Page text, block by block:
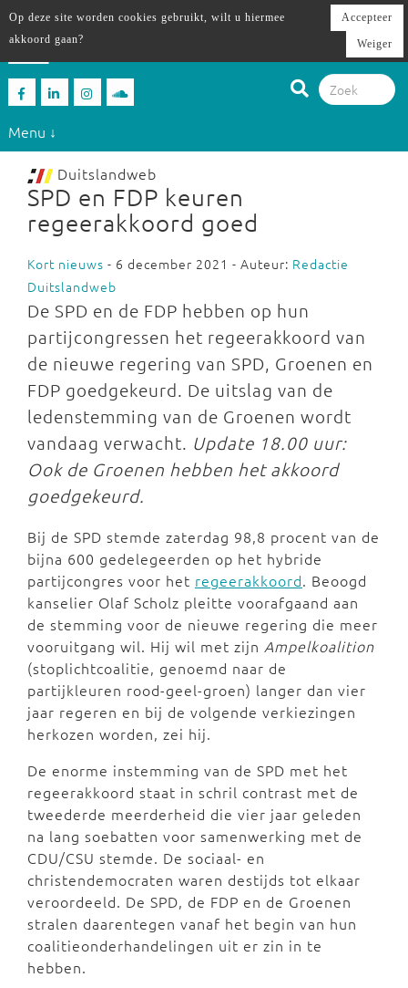
Menu ↓
Duitslandweb
SPD en FDP keuren
regeerakkoord goed
Kort nieuws - 6 december 2021 - Auteur: Redactie
Duitslandweb
De SPD en de FDP hebben op hun
partijcongressen het regeerakkoord van
de nieuwe regering van SPD, Groenen en
FDP goedgekeurd. De uitslag van de
ledenstemming van de Groenen wordt
vandaag verwacht. Update 18.00 uur:
Ook de Groenen hebben het akkoord
goedgekeurd.
Bij de SPD stemde zaterdag 98,8 procent van de
bijna 600 gedelegeerden op het hybride
partijcongres voor het regeerakkoord. Beoogd
kanselier Olaf Scholz pleitte voorafgaand aan
de stemming voor de nieuwe regering die meer
vooruitgang wil. Hij wil met zijn Ampelkoalition
(stoplichtcoalitie, genoemd naar de
partijkleuren rood-geel-groen) langer dan vier
jaar regeren en bij de volgende verkiezingen
herkozen worden, zei hij.
De enorme instemming van de SPD met het
regeerakkoord staat in schril contrast met de
tweederde meerderheid die vier jaar geleden
na lang soebatten voor samenwerking met de
CDU/CSU stemde. De sociaal- en
christendemocraten waren destijds tot elkaar
veroordeeld. De SPD, de FDP en de Groenen
stralen daarentegen vanaf het begin van hun
coalitieonderhandelingen uit er zin in te
hebben.
Op deze site worden cookies gebruikt, wilt u hiermee
akkoord gaan?
Accepteer
Weiger